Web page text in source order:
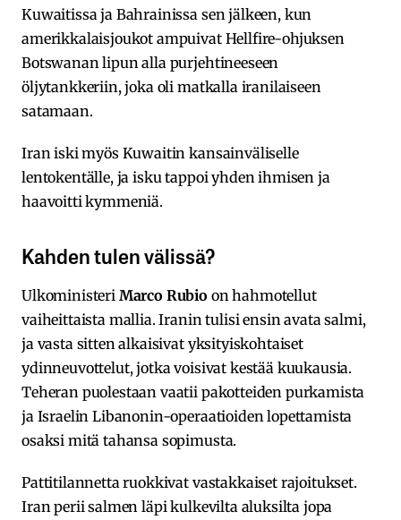
Kuwaitissa ja Bahrainissa sen jälkeen, kun
amerikkalaisjoukot ampuivat Hellfire-ohjuksen
Botswanan lipun alla purjehtineeseen
öljytankkeriin, joka oli matkalla iranilaiseen
satamaan.
Iran iski myös Kuwaitin kansainväliselle
lentokentälle, ja isku tappoi yhden ihmisen ja
haavoitti kymmeniä.
Kahden tulen välissä?
Ulkoministeri Marco Rubio on hahmotellut
vaiheittaista mallia. Iranin tulisi ensin avata salmi,
ja vasta sitten alkaisivat yksityiskohtaiset
ydinneuvottelut, jotka voisivat kestää kuukausia.
Teheran puolestaan vaatii pakotteiden purkamista
ja Israelin Libanonin-operaatioiden lopettamista
osaksi mitä tahansa sopimusta.
Pattitilannetta ruokkivat vastakkaiset rajoitukset.
Iran perii salmen läpi kulkevilta aluksilta jopa